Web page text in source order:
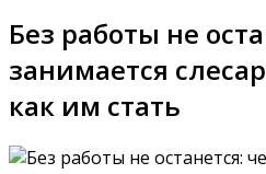
Без работы не
занимается
как им стать